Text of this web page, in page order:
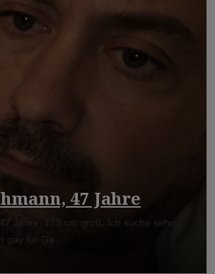
47 Jahre
Jahre, 178 cm groß. Ich suche sehr
gay für Ga ...